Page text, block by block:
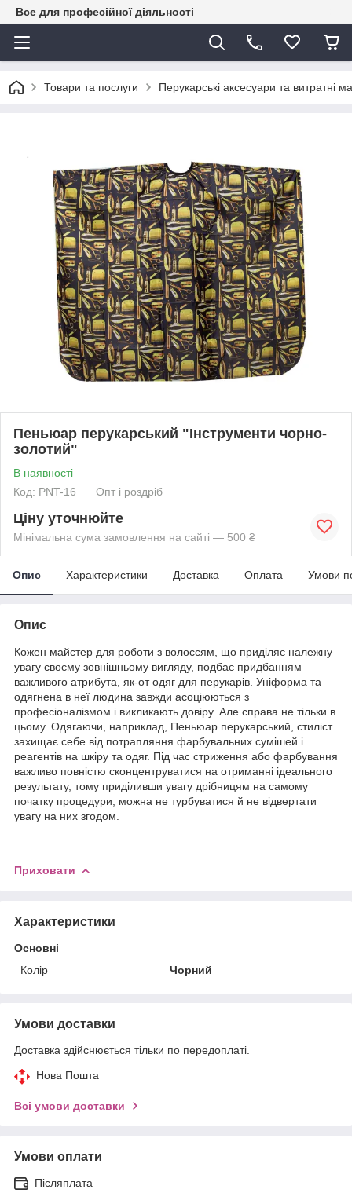
Все для професійної діяльності
Товари та послуги Перукарські аксесуари та витратні
Пеньюар перукарський "Інструменти чорно-
золотий"
В наявності
Код: PNT-16
Опт і роздріб
Ціну уточнюйте
Мінімальна сума замовлення на сайті — 500 ₴
Опис Характеристики Доставка Оплата Умови
Опис
Кожен майстер для роботи з волоссям, що приділяє належну
увагу своєму зовнішньому вигляду, подбає придбанням
важливого атрибута, як-от одяг для перукарів. Уніформа та
одягнена в неї людина завжди асоціюються з
професіоналізмом і викликають довіру. Але справа не тільки в
цьому. Одягаючи, наприклад, Пеньюар перукарський, стиліст
захищає себе від потрапляння фарбувальних сумішей і
реагентів на шкіру та одяг. Під час стриження або фарбування
важливо повністю сконцентруватися на отриманні ідеального
результату, тому приділивши увагу дрібницям на самому
початку процедури, можна не турбуватися й не відвертати
увагу на них згодом.
Приховати
Характеристики
Основні
Колір
Чорний
Умови доставки
Доставка здійснюється тільки по передоплаті.
Нова Пошта
Всі умови доставки
Умови оплати
Післяплата